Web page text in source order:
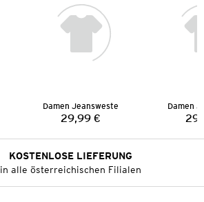
Damen Jeansweste
Preis:
29,99 €
Damen
KOSTENLOSE LIEFERUNG
in alle österreichischen Filialen